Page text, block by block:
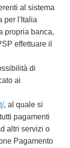
al sistema
per l'Italia
propria banca,
effettuare il
di
ai
, al quale si
pagamenti
altri servizi o
Pagamento